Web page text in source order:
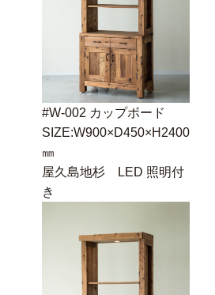
#W-002 カップボード
SIZE:W900×D450×H2400
㎜
屋久島地杉 LED 照明付
き